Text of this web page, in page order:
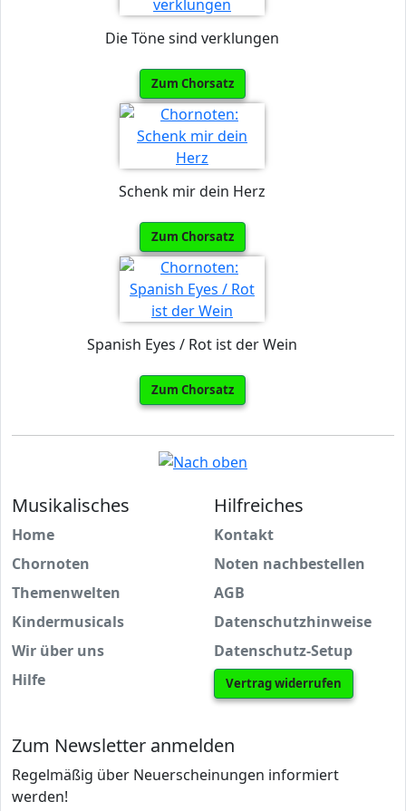
Die Töne sind verklungen
Zum Chorsatz
Schenk mir dein Herz
Zum Chorsatz
Spanish Eyes / Rot ist der Wein
Zum Chorsatz
Musikalisches
Home
Chornoten
Themenwelten
Kindermusicals
Wir über uns
Hilfe
Hilfreiches
Kontakt
Noten nachbestellen
AGB
Datenschutzhinweise
Datenschutz-Setup
Vertrag widerrufen
Zum Newsletter anmelden
Regelmäßig über Neuerscheinungen informiert
werden!